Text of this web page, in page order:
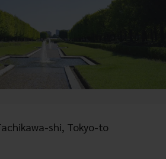
shi, Tokyo-to